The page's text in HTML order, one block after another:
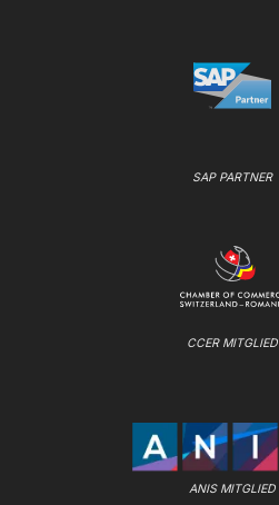
SAP PARTNER
CCER MITGLIED
ANIS MITGLIED